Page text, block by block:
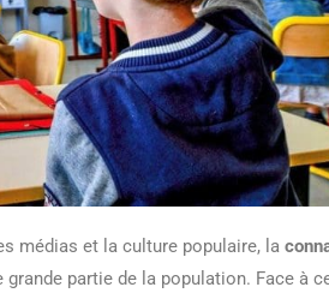
médias et la culture populaire, la
partie de la population. Face à